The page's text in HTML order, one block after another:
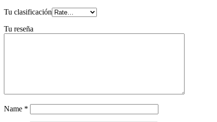
Tu clasificación
Tu reseña
Name *